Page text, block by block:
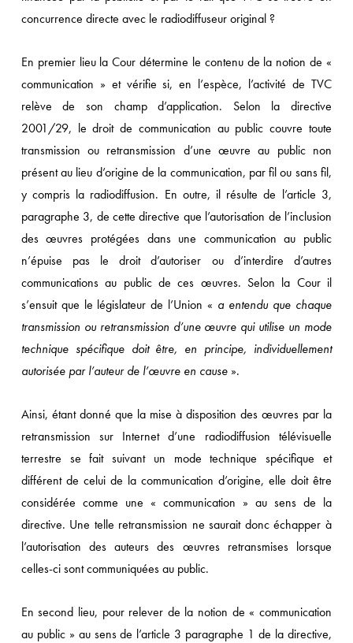
concurrence directe avec le radiodiffuseur original ?
En premier lieu la Cour détermine le contenu de la notion de «
communication » et vérifie si, en l’espèce, l’activité de TVC
relève de son champ d’application. Selon la directive
2001/29, le droit de communication au public couvre toute
transmission ou retransmission d’une œuvre au public non
présent au lieu d’origine de la communication, par fil ou sans fil,
y compris la radiodiffusion. En outre, il résulte de l’article 3,
paragraphe 3, de cette directive que l’autorisation de l’inclusion
des œuvres protégées dans une communication au public
n’épuise pas le droit d’autoriser ou d’interdire d’autres
communications au public de ces œuvres. Selon la Cour il
s’ensuit que le législateur de l’Union « a entendu que chaque
transmission ou retransmission d’une œuvre qui utilise un mode
technique spécifique doit être, en principe, individuellement
autorisée par l’auteur de l’œuvre en cause».
Ainsi, étant donné que la mise à disposition des œuvres par la
retransmission sur Internet d’une radiodiffusion télévisuelle
terrestre se fait suivant un mode technique spécifique et
différent de celui de la communication d’origine, elle doit être
considérée comme une « communication » au sens de la
directive. Une telle retransmission ne saurait donc échapper à
l’autorisation des auteurs des œuvres retransmises lorsque
celles-ci sont communiquées au public.
En second lieu, pour relever de la notion de « communication
au public » au sens de l’article 3 paragraphe 1 de la directive,